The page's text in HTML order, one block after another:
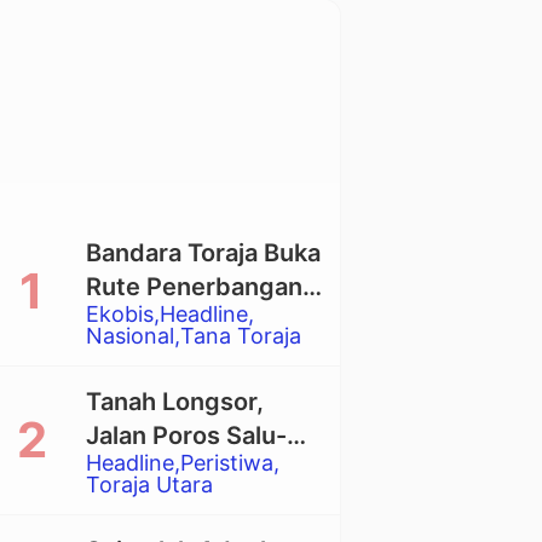
Ekobis Headline
Nasional Tana Toraja
Bandara Toraja Buka
Rute Penerbangan
Langsung Toraja-
Balikpapan
Headline Peristiwa
Toraja Utara
Tanah Longsor,
Jalan Poros Salu-
Dende’ Tertutup
Total